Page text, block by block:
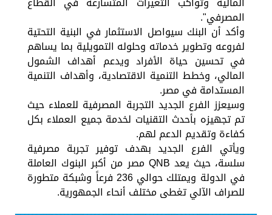
المصرفي".
وأكد أن البنك سيواصل الاستثمار في البنية التحتية
لفروعه وتطوير خدماته وحلوله التمويلية بما يساهم
في تحسين حياة الأفراد ويدعم أهداف الشمول
المالي، وخطط التنمية الاقتصادية، وأهداف التنمية
المستدامة في مصر.
وسيعزز الفرع الجديد التجربة المصرفية للعملاء حيث
تم تجهيزه بأحدث التقنيات لخدمة جميع العملاء بكل
كفاءة وتقديم الدعم لهم.
ويأتي الفرع الجديد بهدف توفير تجربة مصرفية
سلسة، حيث يعد QNB مصر من أكبر البنوك العاملة
في الدولة ويمتلك حوالي 236 فرعاً وشبكة متطورة
للصراف الآلي تغطى مختلف أنحاء الجمهورية.